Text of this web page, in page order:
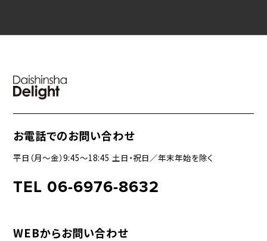
お電話でのお問い合わせ
平日（月〜金）9:45〜18:45 土日・祝日／年末年始を除く
TEL 06-6976-8632
WEBからお問い合わせ